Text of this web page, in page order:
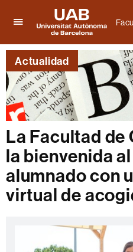
aquí
para
desplegar
el
menú
de
Facultad
Ciencias
Universitat
Autònoma
de
Barcelona
Actualidad
La Facultad de
la bienvenida
alumnado con
virtual de